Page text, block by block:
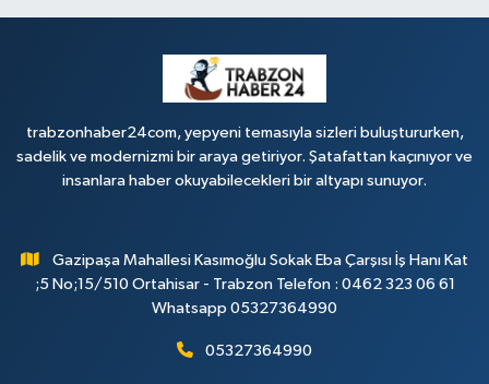
trabzonhaber24com, yepyeni temasıyla sizleri buluştururken,
sadelik ve modernizmi bir araya getiriyor. Şatafattan kaçınıyor ve
insanlara haber okuyabilecekleri bir altyapı sunuyor.
Gazipaşa Mahallesi Kasımoğlu Sokak Eba Çarşısı İş Hanı Kat
;5 No;15/510 Ortahisar - Trabzon Telefon : 0462 323 06 61
Whatsapp 05327364990
05327364990